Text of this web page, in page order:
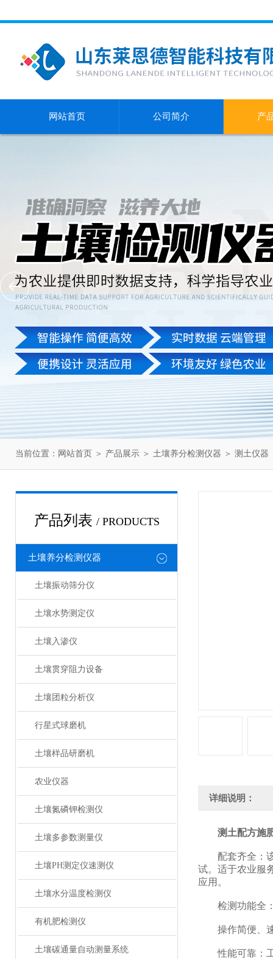
网站首页 公司简介 产
当前位置： 网站首页 ＞ 产品展示 ＞ 土壤养分检测仪器 ＞ 测土仪器
产品列表 / PRODUCTS
土壤养分检测仪器
土壤振动筛分仪
土壤水势测定仪
土壤入渗仪
土壤贯穿阻力设备
土壤团粒分析仪
行星式球磨机
土壤样品研磨机
农业仪器
土壤氮磷钾检测仪
土壤多参数测量仪
土壤PH测定仪速测仪
土壤水分温度检测仪
有机肥检测仪
土壤碳通量自动测量系统
详细说明：
测土配方施
配套齐全：该
试。适于农业服
应用。
检测功能全：
操作简便、速
性能可靠：工